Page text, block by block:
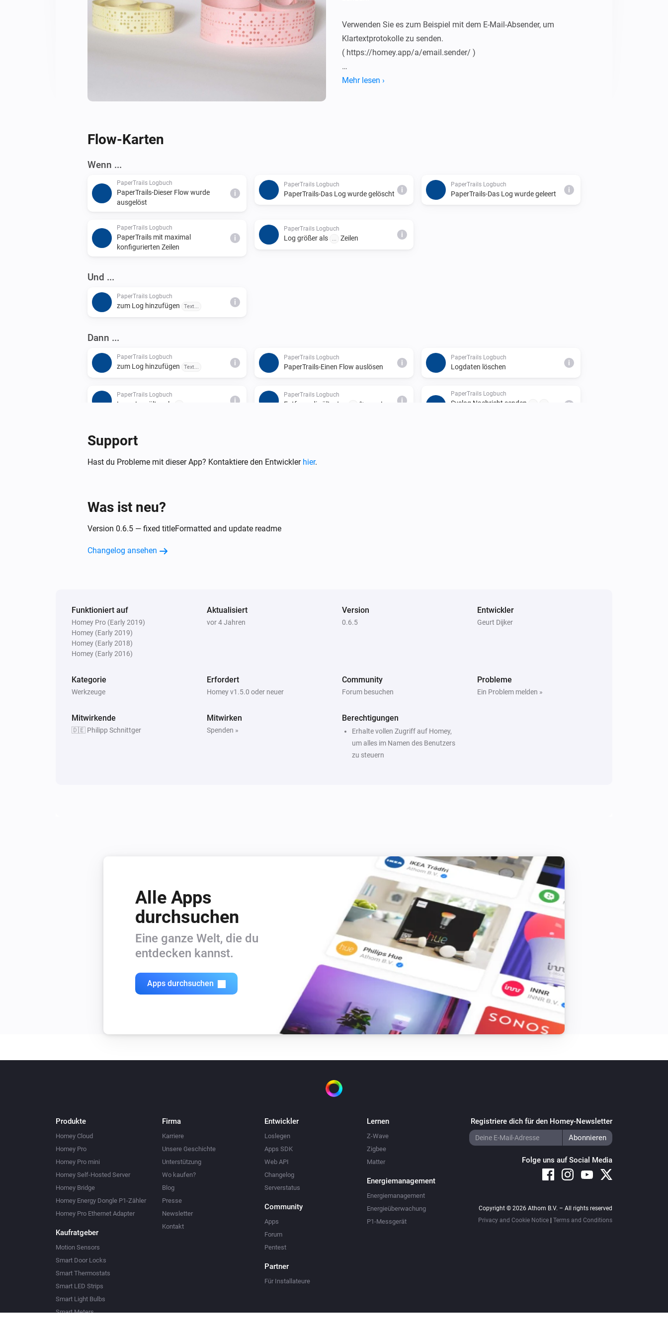
Verwenden Sie es zum Beispiel mit dem E-Mail-Absender, um
Klartextprotokolle zu senden.
( https://homey.app/a/email.sender/ )
_// Trigger Logging naar PaperTrails vanuit HomeyScript_
Mehr lesen ›
Flow-Karten
Wenn ...
PaperTrails Logbuch
PaperTrails-Dieser Flow wurde
ausgelöst
i
PaperTrails Logbuch
PaperTrails-Das Log wurde gelöscht i
PaperTrails Logbuch
PaperTrails-Das Log wurde geleert i
PaperTrails Logbuch
PaperTrails mit maximal
konfigurierten Zeilen
i
PaperTrails Logbuch
Log größer als ... Zeilen i
Und ...
PaperTrails Logbuch
zum Log hinzufügen Text...
i
Dann ...
PaperTrails Logbuch
zum Log hinzufügen Text...
i
PaperTrails Logbuch
PaperTrails-Einen Flow auslösen i
PaperTrails Logbuch
Logdaten löschen i
PaperTrails Logbuch
Leere Log älter als i
PaperTrails Logbuch
Entferne die ältesten % vom Log i
PaperTrails Logbuch
Syslog Nachricht senden i
PaperTrails Logbuch
Textzeile hinzu. (ohne Zeitstempel)
Support
Hast du Probleme mit dieser App? Kontaktiere den Entwickler hier.
Was ist neu?
Version 0.6.5 — fixed titleFormatted and update readme
Changelog ansehen
Funktioniert auf
Homey Pro (Early 2019)
Homey (Early 2019)
Homey (Early 2018)
Homey (Early 2016)
Aktualisiert
vor 4 Jahren
Version
0.6.5
Entwickler
Geurt Dijker
Kategorie
Werkzeuge
Erfordert
Homey v1.5.0 oder neuer
Community
Forum besuchen
Probleme
Ein Problem melden »
Mitwirkende
🇩🇪 Philipp Schnittger
Mitwirken
Spenden »
Berechtigungen
Erhalte vollen Zugriff auf Homey,
um alles im Namen des Benutzers
zu steuern
Alle Apps
durchsuchen
Eine ganze Welt, die du
entdecken kannst.
Apps durchsuchen
Produkte
Homey Cloud
Homey Pro
Homey Pro mini
Homey Self-Hosted Server
Homey Bridge
Homey Energy Dongle P1-Zähler
Homey Pro Ethernet Adapter
Kaufratgeber
Motion Sensors
Smart Door Locks
Smart Thermostats
Smart LED Strips
Smart Light Bulbs
Smart Meters
Firma
Karriere
Unsere Geschichte
Unterstützung
Wo kaufen?
Blog
Presse
Newsletter
Kontakt
Entwickler
Loslegen
Apps SDK
Web API
Changelog
Serverstatus
Community
Apps
Forum
Pentest
Partner
Für Installateure
Lernen
Z-Wave
Zigbee
Matter
Energiemanagement
Energiemanagement
Energieüberwachung
P1-Messgerät
Registriere dich für den Homey-Newsletter
Folge uns auf Social Media
Copyright © 2026 Athom B.V. – All rights reserved
Privacy and Cookie Notice
Terms and Conditions